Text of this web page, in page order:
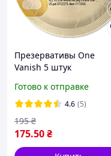
Презервативы One
Vanish 5 штук
американские оригинал
Готово к отправке
4.6 (5)
175.50₴
195 ₴